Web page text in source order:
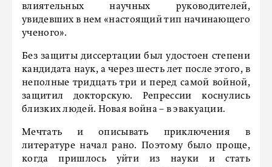
влиятельных научных руководителей,
увидевших в нем «настоящий тип начинающего
ученого».
Без защиты диссертации был удостоен степени
кандидата наук, а через шесть лет после этого, в
неполные тридцать три и перед самой войной,
защитил докторскую. Репрессии коснулись
близких людей. Новая война – в эвакуации.
Мечтать и описывать приключения в
литературе начал рано. Поэтому было проще,
когда пришлось уйти из науки и стать